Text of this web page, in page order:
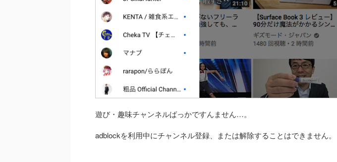
遊び・趣味チャンネルばっかですんません…。
adblockを利用中にチャンネル登録、または解除することはできません。